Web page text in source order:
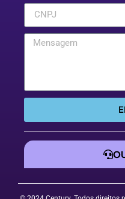
© 2024 Century. Todos direitos